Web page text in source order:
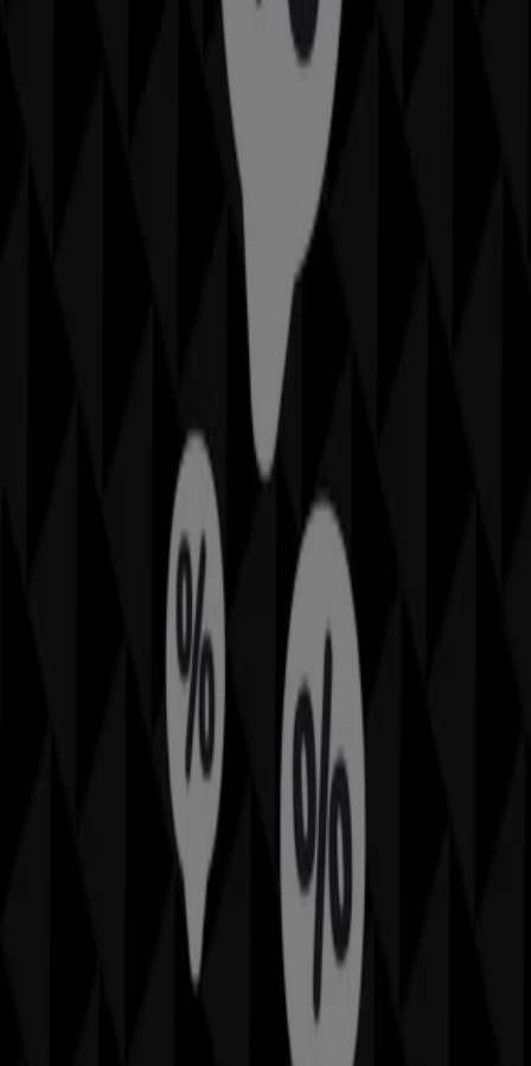
Otros negocios de Juguetes y Bebés
Asalvo
en Tiendeo, donde
podrás descubrir las mejores
ofertas
de esta destacada marca del sector de
. Nuestra tienda física está ubicada en
Los Dolores , y en ella encontrarás
una amplia gama de productos de calidad que te
permitirán ahorrar durante todo el
En Tiendeo te ofrecemos toda la información actualizada
, como los horarios de apertura, las ofertas
exclusivas y la ubicación exacta de la tienda en
. Además, tendrás acceso a los últimos
Asalvo
, donde podrás descubrir las
promociones más recientes y aprovechar grandes
descuentos en productos de
Juguetes y Bebés
Los Dolores
No pierdas la oportunidad de visitar la tienda de
C/ Alfonso XIII 62para disfrutar de una experiencia
de compra completa. Te invitamos a explorar las
promociones que tenemos para ti este
mantenerte informado de las mejores ofertas de
. ¡Visítanos y empieza a ahorrar hoy
Más información de Asalvo
Ver otras tiendas de Asalvo en